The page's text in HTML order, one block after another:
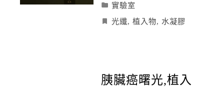
實驗室
光纖, 植入物, 水凝膠
胰臟癌曙光,植入